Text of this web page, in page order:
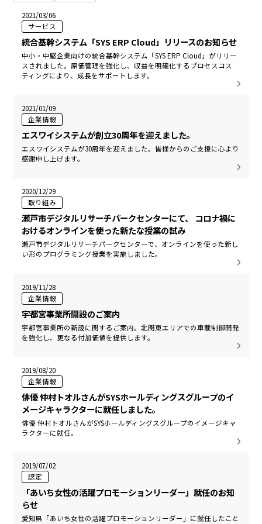
2021/03/06
サービス
統合基幹システム「SYS ERP Cloud」リリースのお知らせ
中小・中堅企業向けの統合基幹システム「SYS ERP Cloud」がリリー
スされました。原価管理を強化し、収益を明確化するプロセスコス
ティングにより、成長をサポートします。
2021/01/09
企業情報
エスワイシステムが創立30周年を迎えました。
エスワイシステムが30周年を迎えました。皆様からのご支援に心より
感謝申し上げます。
2020/12/29
取り組み
瀬戸市デジタルリサーチパークセンターにて、 コロナ禍に
おけるオンラインを使った新たな授業の試み
瀬戸市デジタルリサーチパークセンターで、オンラインを使った新し
い形のプログラミング授業を実施しました。
2019/11/28
企業情報
宇都宮事業所開設のご案内
宇都宮事業所の新設に関するご案内。北関東エリアでの車載制御開発
を強化し、更なる付加価値を提供します。
2019/08/20
企業情報
俳優 仲村トオルさんがSYSホールディングスグループのイ
メージキャラクターに就任しました。
俳優 仲村トオルさんがSYSホールディングスグループのイメージキャ
ラクターに就任。
2019/07/02
認定
「あいち女性の活躍プロモーションリーダー」就任のお知
らせ
愛知県「あいち女性の活躍プロモーションリーダー」に就任したこと